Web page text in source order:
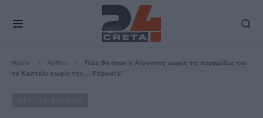
Home Άρθρα
Πώς θα ήταν η Αίγυπτος χωρίς τις πυραμίδες και
το Καστέλι χωρίς την… Papoura!